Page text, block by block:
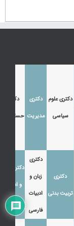
دکتری علوم
سیاسی
دکتری
مدیریت
دکتری
حسابداری
دکتری
تربیت بدنی
دکتری
زبان و
ادبیات
فارسی
دکتری زبان
و ادبیات
عرب